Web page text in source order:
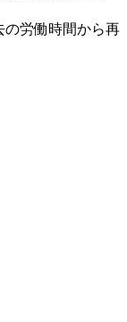
の労働時間から再